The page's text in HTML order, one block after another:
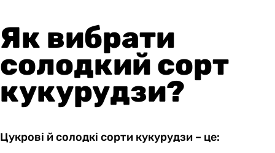
Як вибрати
солодкий сорт
кукурудзи?
Цукрові й солодкі сорти кукурудзи – це: